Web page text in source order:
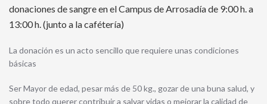
donaciones de sangre en el Campus de Arrosadía de 9:00 h. a
13:00 h. (junto a la cafétería)
La donación es un acto sencillo que requiere unas condiciones
básicas
Ser Mayor de edad, pesar más de 50 kg., gozar de una buna salud, y
sobre todo querer contribuir a salvar vidas o mejorar la calidad de